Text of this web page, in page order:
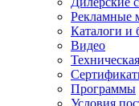
Рекламные
Каталоги и
Видео
Программы
Условия